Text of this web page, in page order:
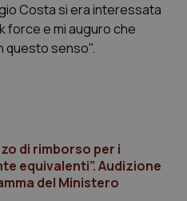
Costa si era interessata
force e mi auguro che
questo senso".
di rimborso per i
equivalenti”. Audizione
del Ministero